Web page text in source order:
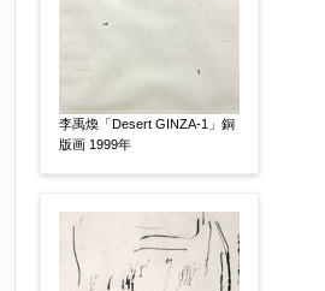
【任意】
李禹煥「Desert GINZA-1」銅
版画 1999年